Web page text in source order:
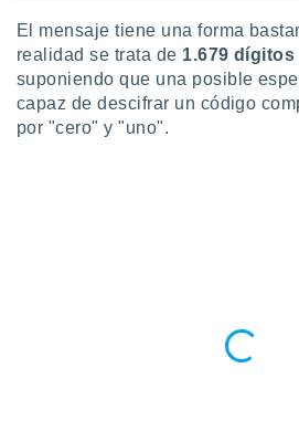
Puedes
acceder a
web a
abono
El mensaje tiene una forma
realidad se trata de 1.679
suponiendo que una posible
capaz de descifrar un código
por "cero" y "uno".